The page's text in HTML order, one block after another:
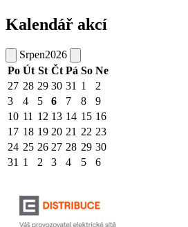
Kalendář akcí
Srpen2026
Po Út St Čt Pá So Ne
27 28 29 30 31 1
2
3
4 5 6 7 8
9
10 11 12 13 14 15 16
17 18 19 20 21 22 23
24 25 26 27 28 29 30
31 1 2 3 4 5 6